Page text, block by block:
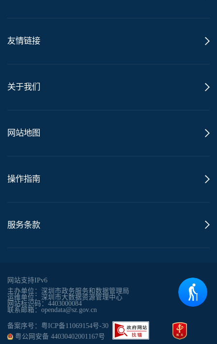
友情链接
关于我们
网站地图
操作指南
服务条款
网站支持IPv6
主办单位：深圳市政务服务和数据管理局
运维单位：深圳市大数据资源管理中心
网站标识码：4403000084
联系邮箱：opendata@sz.gov.cn
备案序号：粤ICP备11069154号-30
粤公网安备 44030402001167号